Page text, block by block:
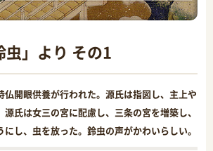
」より その1
仏開眼供養が行われた。源氏は指図し、主上や
氏は女三の宮に配慮し、三条の宮を増築し、
し、虫を放った。鈴虫の声がかわいらしい。